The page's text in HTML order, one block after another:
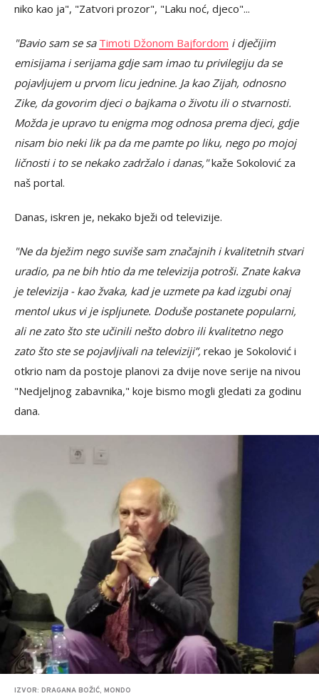
niko kao ja", "Zatvori prozor", "Laku noć, djeco"...
"Bavio sam se sa Timoti Džonom Bajfordom i dječijim
emisijama i serijama gdje sam imao tu privilegiju da se
pojavljujem u prvom licu jednine. Ja kao Zijah, odnosno
Zike, da govorim djeci o bajkama o životu ili o stvarnosti.
Možda je upravo tu enigma mog odnosa prema djeci, gdje
nisam bio neki lik pa da me pamte po liku, nego po mojoj
ličnosti i to se nekako zadržalo i danas,"kaže Sokolović za
naš portal.
Danas, iskren je, nekako bježi od televizije.
"Ne da bježim nego suviše sam značajnih i kvalitetnih stvari
uradio, pa ne bih htio da me televizija potroši. Znate kakva
je televizija - kao žvaka, kad je uzmete pa kad izgubi onaj
mentol ukus vi je ispljunete. Doduše postanete popularni,
ali ne zato što ste učinili nešto dobro ili kvalitetno nego
zato što ste se pojavljivali na televiziji”, rekao je Sokolović i
otkrio nam da postoje planovi za dvije nove serije na nivou
"Nedjeljnog zabavnika," koje bismo mogli gledati za godinu
dana.
IZVOR: DRAGANA BOŽIĆ, MONDO